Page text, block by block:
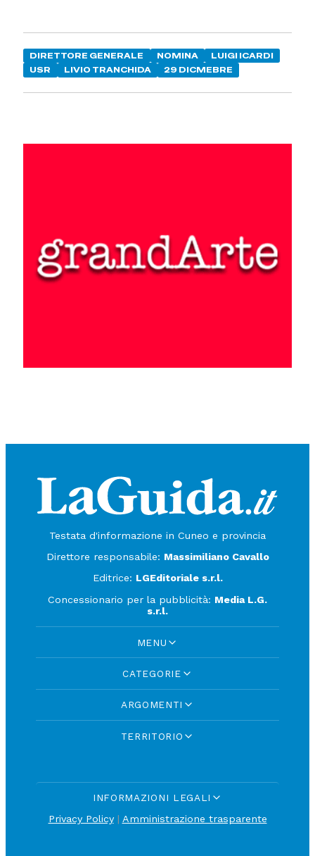
DIRETTORE GENERALE NOMINA
LUIGI ICARDI
USR
LIVIO TRANCHIDA 29 DICMEBRE
Testata d'informazione in Cuneo e provincia
Direttore responsabile: Massimiliano Cavallo
Editrice: LGEditoriale s.r.l.
Concessionario per la pubblicità: Media L.G.
s.r.l.
MENU
CATEGORIE
ARGOMENTI
TERRITORIO
INFORMAZIONI LEGALI
Privacy Policy| Amministrazione trasparente